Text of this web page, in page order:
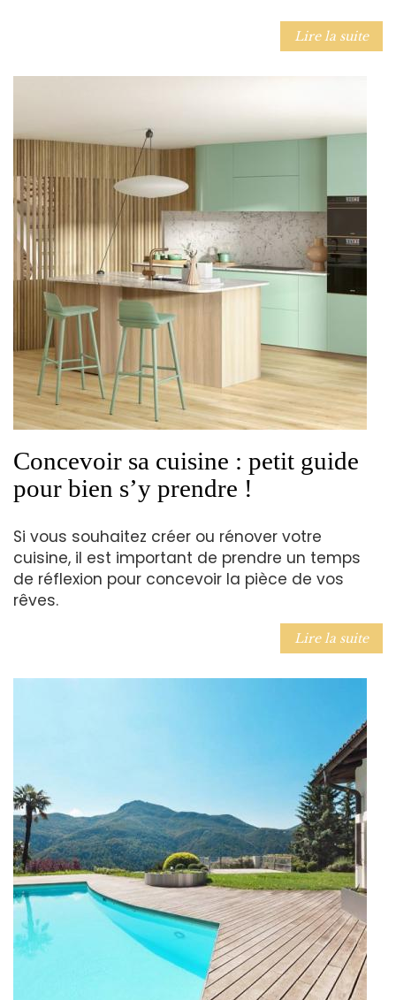
Lire la suite
Concevoir sa cuisine : petit guide
pour bien s’y prendre !
Si vous souhaitez créer ou rénover votre
cuisine, il est important de prendre un temps
de réflexion pour concevoir la pièce de vos
rêves.
Lire la suite